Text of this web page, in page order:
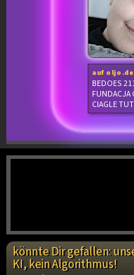
auf
BEDOES
FUNDACJA
CIAGLE
könnte Dir gefallen:
KI, kein Algorithmus!